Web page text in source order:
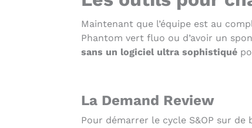
Maintenant que l’équipe est au
Phantom vert fluo ou d’avoir un
sans un logiciel ultra sophistiqué
La Demand Review
Pour démarrer le cycle S&OP sur